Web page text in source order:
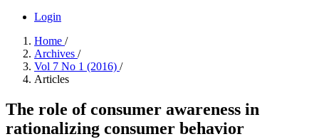
Login
Home /
Archives /
Vol 7 No 1 (2016) /
Articles
The role of consumer awareness in
rationalizing consumer ‎behavior